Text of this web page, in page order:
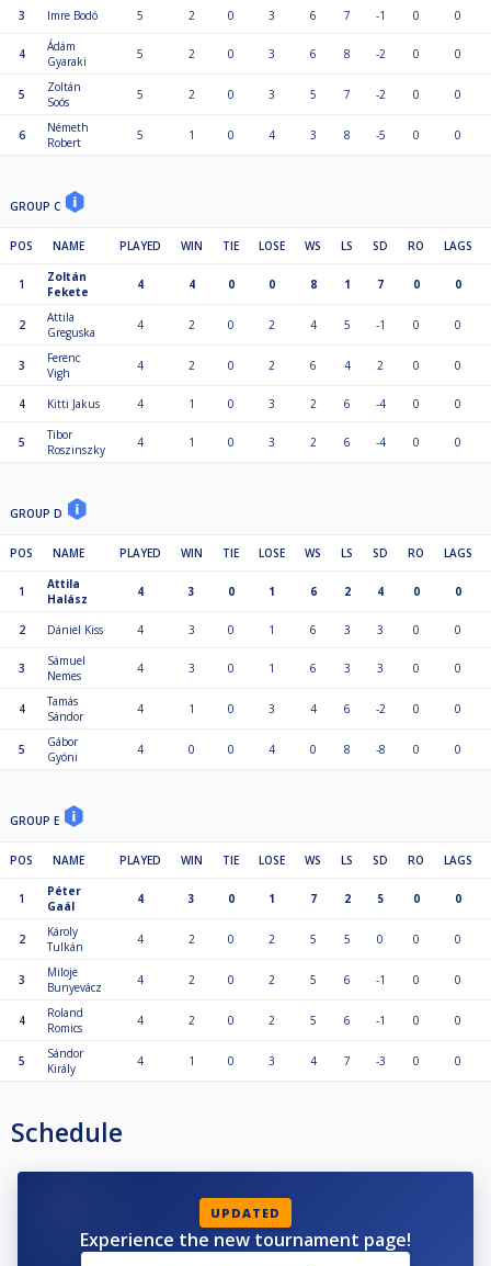
3 Imre Bodó 5 2 0 3 6 7 -1 0 0
4
Ádám
Gyaraki
5 2 0 3 6 8 -2 0 0
5
Zoltán
Soós
5 2 0 3 5 7 -2 0 0
6
Németh
Robert
5 1 0 4 3 8 -5 0 0
GROUP C
POS NAME PLAYED WIN TIE LOSE WS LS SD RO LAGS
1
Zoltán
Fekete
4 4 0 0 8 1 7 0 0
2
Attila
Greguska
4 2 0 2 4 5 -1 0 0
3
Ferenc
Vigh
4 2 0 2 6 4 2 0 0
4 Kitti Jakus 4 1 0 3 2 6 -4 0 0
5
Tibor
Roszinszky
4 1 0 3 2 6 -4 0 0
GROUP D
POS NAME PLAYED WIN TIE LOSE WS LS SD RO LAGS
1
Attila
Halász
4 3 0 1 6 2 4 0 0
2 Dániel Kiss 4 3 0 1 6 3 3 0 0
3
Sámuel
Nemes
4 3 0 1 6 3 3 0 0
4
Tamás
Sándor
4 1 0 3 4 6 -2 0 0
5
Gábor
Gyóni
4 0 0 4 0 8 -8 0 0
GROUP E
POS NAME PLAYED WIN TIE LOSE WS LS SD RO LAGS
1
Péter
Gaál
4 3 0 1 7 2 5 0 0
2
Károly
Tulkán
4 2 0 2 5 5 0 0 0
3
Miloje
Bunyevácz
4 2 0 2 5 6 -1 0 0
4
Roland
Romics
4 2 0 2 5 6 -1 0 0
5
Sándor
Király
4 1 0 3 4 7 -3 0 0
Schedule
UPDATED
Experience the new tournament page!